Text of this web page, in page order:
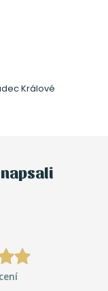
Králové
napsali